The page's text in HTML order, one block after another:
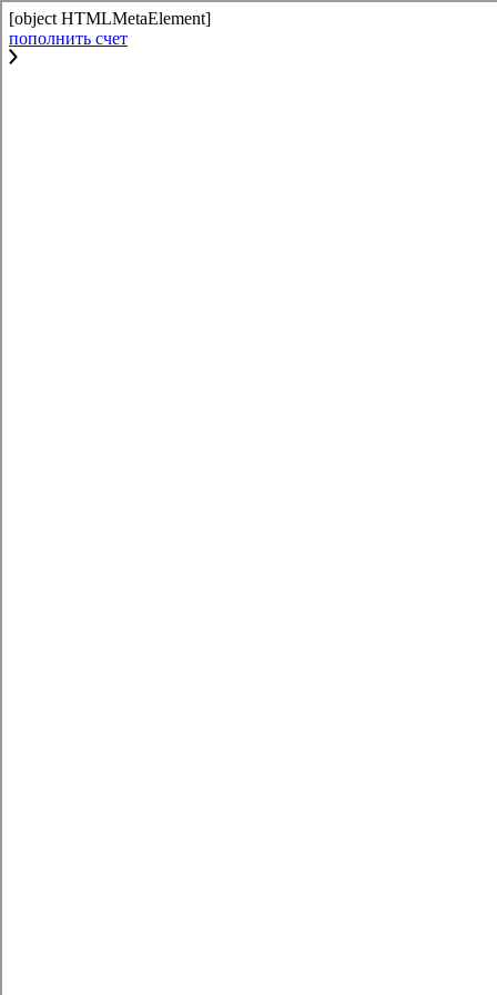
[object HTMLMetaElement]
пополнить счет